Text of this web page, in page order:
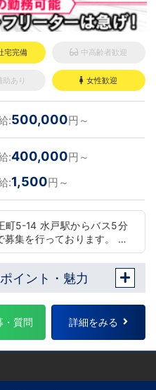
宅完備 中高齢者歓迎
助あり 女性歓迎
:500,000円～
:400,000円～
:1,500円～
からバス5分
集を行っております。 東
駅から徒歩2分 池袋：池袋
吉原：三ノ輪駅から徒歩8
5分 福岡 福岡：中
すすきの
イント・魅力
・質問 詳細をみる